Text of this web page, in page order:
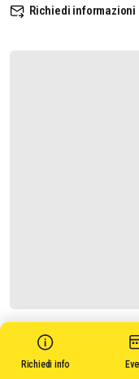
Richiedi info
Richiedi informazioni
LA FORTEZZA